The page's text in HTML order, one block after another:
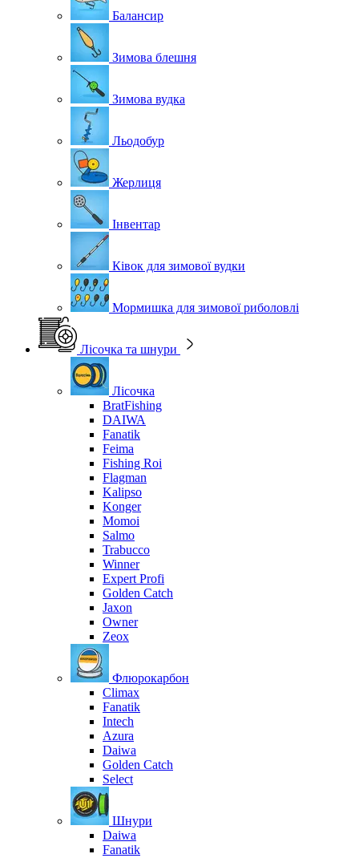
Балансир
Зимова блешня
Зимова вудка
Льодобур
Жерлиця
Інвентар
Ківок для зимової вудки
Мормишка для зимової риболовлі
Лісочка та шнури
Лісочка
BratFishing
DAIWA
Fanatik
Feima
Fishing Roi
Flagman
Kalipso
Konger
Momoi
Salmo
Trabucco
Winner
Expert Profi
Golden Catch
Jaxon
Owner
Zeox
Флюрокарбон
Climax
Fanatik
Intech
Azura
Daiwa
Golden Catch
Select
Шнури
Daiwa
Fanatik